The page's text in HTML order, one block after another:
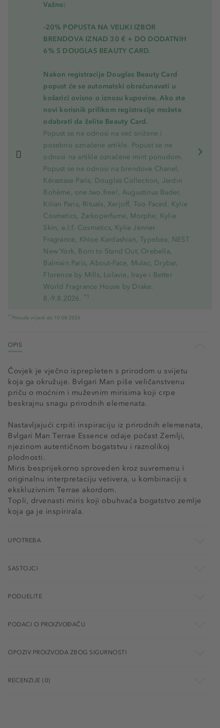
Važno:
-20% POPUSTA NA VELIKI IZBOR
BRENDOVA IZNAD 30 € + DO DODATNIH
6% S DOUGLAS BEAUTY CARD.
Nakon registracije Douglas Beauty Card
popust će se automatski obračunavati u
košarici ovisno o iznosu kupovine. Ako ste
novi korisnik prilikom registracije možete
odabrati da želite Beauty Card.
Popust se ne odnosi na već snižene i
posebno označene artikle. Popust se ne
odnosi na artikle označene mint ponudom.
Popust se ne odnosi na brendove Chanel,
Kérastase Paris, Douglas Collection, Jardin
Bohème, one.two.free!, Augustinus Bader,
Kilian Paris, Rituals, Xerjoff, Too Faced, Kylie
Cosmetics, Zarkoperfume, Morphe, Kylie
Skin, e.l.f. Cosmetics, Kylie Jenner
Fragrance, Khloe Kardashian, Typebea, NEST
New York, Born to Stand Out, Orebella,
Balmain Paris, About-Face, Mulac, Drybar,
Florence by Mills, Lolavie, Iraye i Better
World Fragrance House by Drake.
8.-9.8.2026. *1
*1 Ponuda vrijedi do 10.08.2026
OPIS
Čovjek je vječno isprepleten s prirodom u svijetu
koja ga okružuje. Bvlgari Man piše veličanstvenu
priču o moćnim i muževnim mirisima koji crpe
beskrajnu snagu prirodnih elemenata.
Nastavljajući crpiti inspiraciju iz prirodnih elemenata,
Bvlgari Man Terrae Essence odaje počast Zemlji,
njezinom autentičnom bogatstvu i raznolikoj
plodnosti.
Miris besprijekorno sproveden kroz suvremenu i
originalnu interpretaciju vetivera, u kombinaciji s
ekskluzivnim Terrae akordom.
Topli, drvenasti miris koji obuhvaća bogatstvo zemlje
koja ga je inspirirala.
UPOTREBA
SASTOJCI
PODIJELITE
PODACI O PROIZVOĐAČU
OPOZIV PROIZVODA ZBOG SIGURNOSTI
RECENZIJE (0)